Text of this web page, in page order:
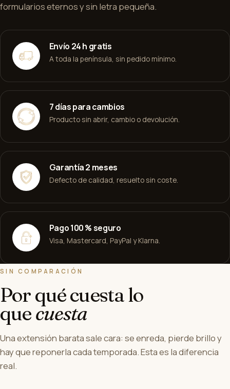
formularios eternos y sin letra pequeña.
Envío 24 h gratis
A toda la península, sin pedido mínimo.
7 días para cambios
Producto sin abrir, cambio o devolución.
Garantía 2 meses
Defecto de calidad, resuelto sin coste.
Pago 100 % seguro
Visa, Mastercard, PayPal y Klarna.
SIN COMPARACIÓN
Por qué cuesta lo
quecuesta
Una extensión barata sale cara: se enreda, pierde brillo y
hay que reponerla cada temporada. Esta es la diferencia
real.